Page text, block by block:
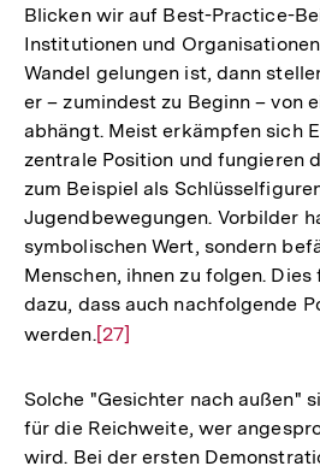
Blicken wir auf Best-Practice-
Institutionen und
Wandel gelungen ist, dann
er – zumindest zu Beginn – von
abhängt. Meist erkämpfen sich
zentrale Position und fungieren
zum Beispiel als
Jugendbewegungen. Vorbilder
symbolischen Wert, sondern
Menschen, ihnen zu folgen.
dazu, dass auch nachfolgende
werden.Zur
der
Fußnote
[27]
Solche "Gesichter nach außen"
für die Reichweite, wer
wird. Bei der ersten